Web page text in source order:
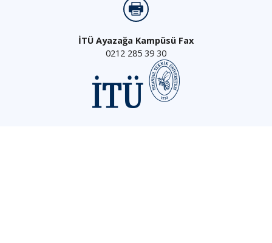
İTÜ Ayazağa Kampüsü Fax
0212 285 39 30